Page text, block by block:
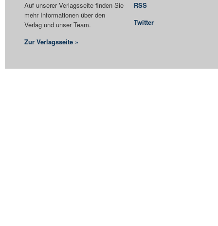
Auf unserer Verlagsseite finden Sie
mehr Informationen über den
Verlag und unser Team.
Zur Verlagsseite »
RSS
Twitter